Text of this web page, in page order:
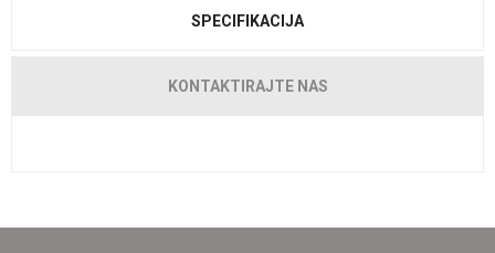
SPECIFIKACIJA
KONTAKTIRAJTE NAS